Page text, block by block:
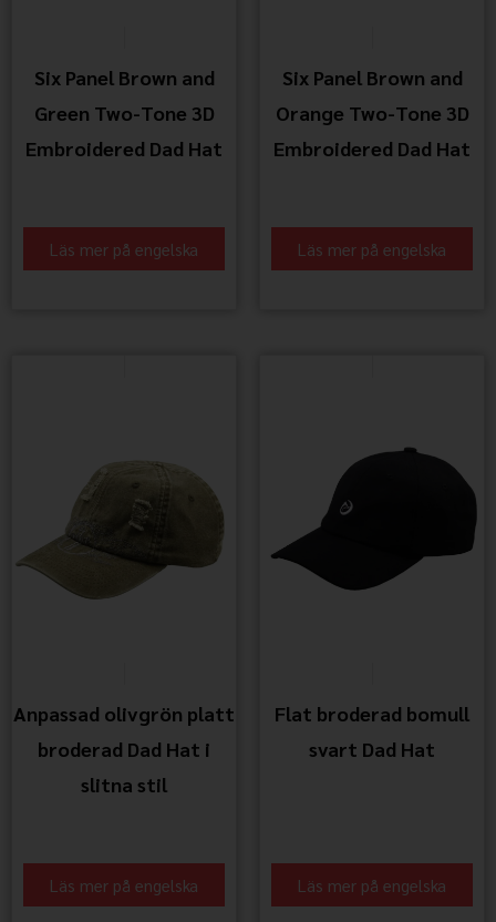
Six Panel Brown and
Green Two-Tone 3D
Embroidered Dad Hat
Läs mer på engelska
Six Panel Brown and
Orange Two-Tone 3D
Embroidered Dad Hat
Läs mer på engelska
Anpassad olivgrön platt
broderad Dad Hat i
slitna stil
Läs mer på engelska
Flat broderad bomull
svart Dad Hat
Läs mer på engelska